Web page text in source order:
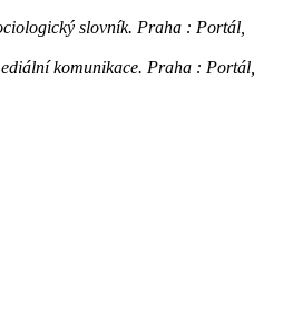
slovník. Praha : Portál,
komunikace. Praha : Portál,